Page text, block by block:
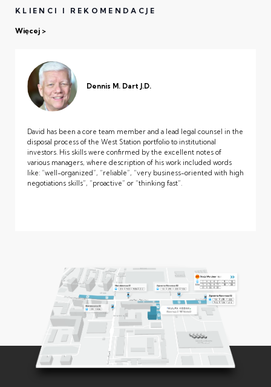
KLIENCI I REKOMENDACJE
Więcej
Dennis M. Dart J.D.
David has been a core team member and a lead legal counsel in the
disposal process of the West Station portfolio to institutional
investors. His skills were confirmed by the excellent notes of
various managers, where description of his work included words
like: “well-organized”, “reliable”, “very business-oriented with high
negotiations skills”, “proactive” or “thinking fast”.